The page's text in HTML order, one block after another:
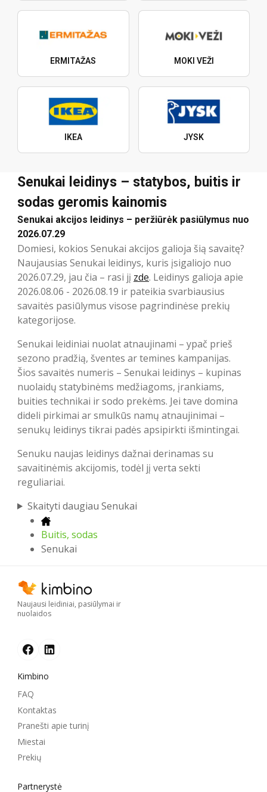
ERMITAŽAS MOKI VEŽI
IKEA JYSK
Senukai leidinys – statybos, buitis ir
sodas geromis kainomis
Senukai akcijos leidinys – peržiūrėk pasiūlymus nuo
2026.07.29
Domiesi, kokios Senukai akcijos galioja šią savaitę?
Naujausias Senukai leidinys, kuris įsigaliojo nuo
2026.07.29, jau čia – rasi jį zde. Leidinys galioja apie
2026.08.06 - 2026.08.19 ir pateikia svarbiausius
savaitės pasiūlymus visose pagrindinėse prekių
kategorijose.
Senukai leidiniai nuolat atnaujinami – ypač prieš
sezono pradžią, šventes ar temines kampanijas.
Šios savaitės numeris – Senukai leidinys – kupinas
nuolaidų statybinėms medžiagoms, įrankiams,
buities technikai ir sodo prekėms. Jei tave domina
dideli pirkimai ar smulkūs namų atnaujinimai –
senukų leidinys tikrai padės apsipirkti išmintingai.
Senuku naujas leidinys dažnai derinamas su
savaitinėmis akcijomis, todėl jį verta sekti
reguliariai.
Skaityti daugiau Senukai
Buitis, sodas
Senukai
Naujausi leidiniai, pasiūlymai ir
nuolaidos
Kimbino
FAQ
Kontaktas
Pranešti apie turinį
Miestai
Prekių
Partnerystė